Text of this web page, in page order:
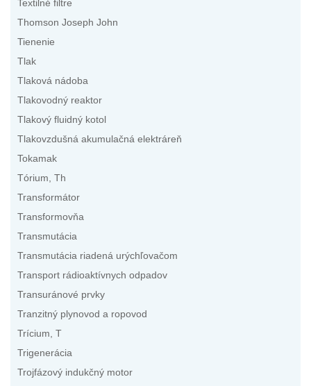
Textilné filtre
Thomson Joseph John
Tienenie
Tlak
Tlaková nádoba
Tlakovodný reaktor
Tlakový fluidný kotol
Tlakovzdušná akumulačná elektráreň
Tokamak
Tórium, Th
Transformátor
Transformovňa
Transmutácia
Transmutácia riadená urýchľovačom
Transport rádioaktívnych odpadov
Transuránové prvky
Tranzitný plynovod a ropovod
Trícium, T
Trigenerácia
Trojfázový indukčný motor